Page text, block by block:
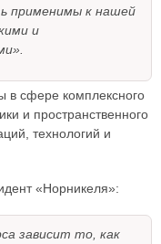
применимы к нашей
и
в сфере комплексного
и пространственного
технологий и
«Норникеля»:
зависит то, как